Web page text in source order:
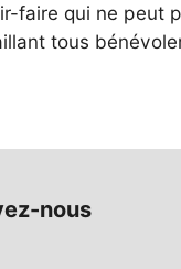
faire qui ne peut
tous
nous